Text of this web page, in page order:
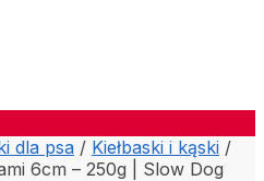
dla psa / Kiełbaski i kąski /
6cm – 250g | Slow Dog